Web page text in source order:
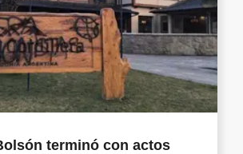
terminó con actos